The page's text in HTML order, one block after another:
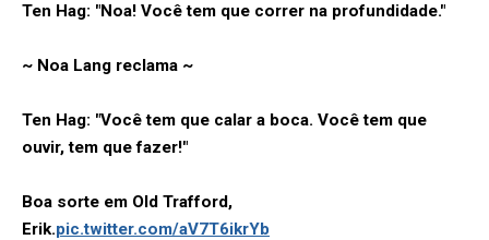
Ten Hag: "Noa! Você tem que correr na profundidade."
~ Noa Lang reclama ~
Ten Hag: "Você tem que calar a boca. Você tem que
ouvir, tem que fazer!"
Boa sorte em Old Trafford,
Erik.pic.twitter.com/aV7T6ikrYb